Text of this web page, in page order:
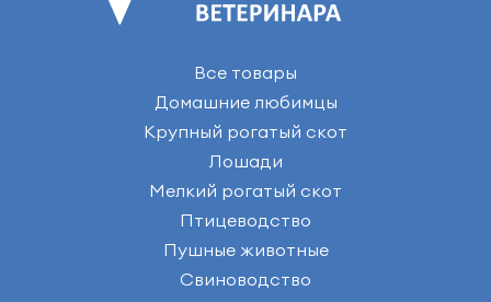
Все товары
Домашние любимцы
Крупный рогатый скот
Лошади
Мелкий рогатый скот
Птицеводство
Пушные животные
Свиноводство